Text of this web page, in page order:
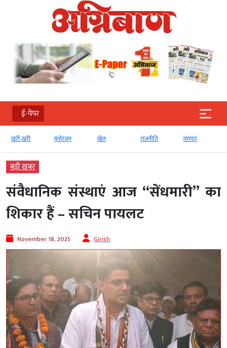
ई-पेपर
खरी-खरी मनोरंजन खेल राजनीति व्‍यापार
बड़ी खबर
संवैधानिक संस्थाएं आज “सेंधमारी” का
शिकार हैं – सचिन पायलट
November 18, 2025 Girish